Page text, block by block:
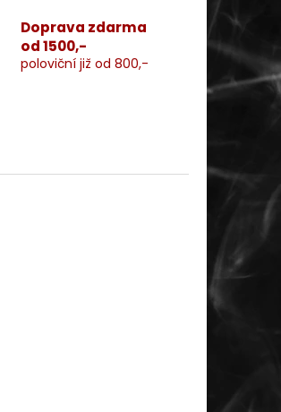
Doprava zdarma
od 1500,-
poloviční již od 800,-